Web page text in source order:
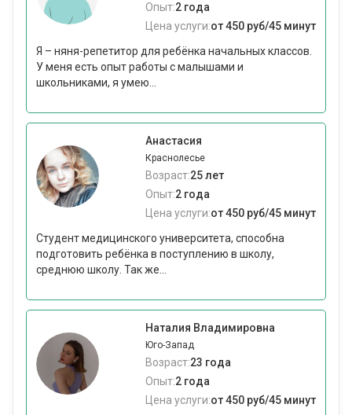
Опыт:2 года
Цена услуги:от 450 руб/45 минут
Я – няня-репетитор для ребёнка начальных классов.
У меня есть опыт работы с малышами и
школьниками, я умею...
Анастасия
Краснолесье
Возраст:25 лет
Опыт:2 года
Цена услуги:от 450 руб/45 минут
Студент медицинского университета, способна
подготовить ребёнка в поступлению в школу,
среднюю школу. Так же...
Наталия Владимировна
Юго-Запад
Возраст:23 года
Опыт:2 года
Цена услуги:от 450 руб/45 минут